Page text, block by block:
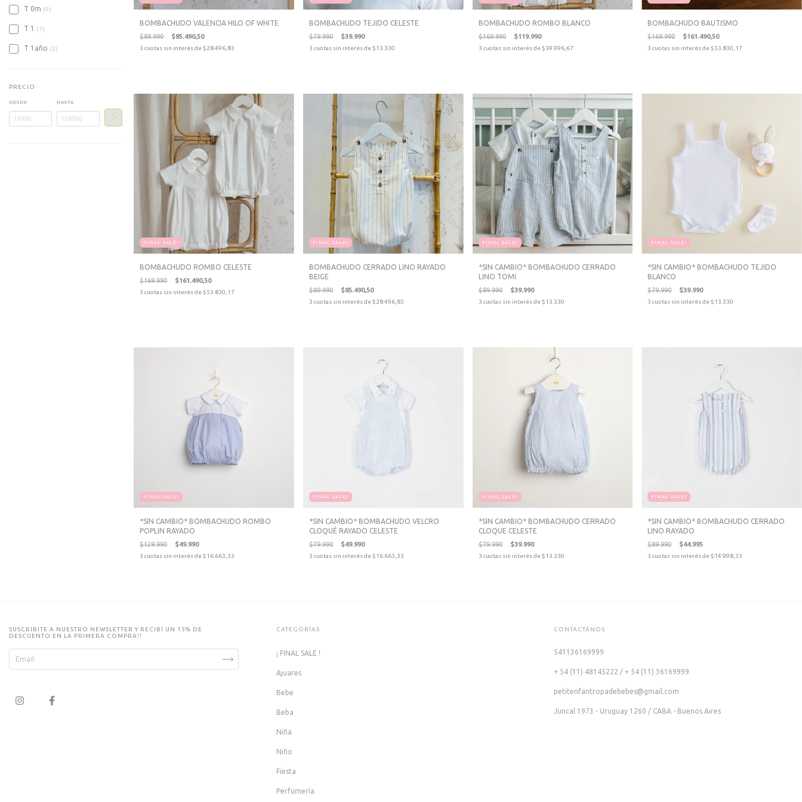
T 0m (9)
T 1 (7)
T 1año (2)
PRECIO
DESDE HASTA
BOMBACHUDO VALENCIA HILO OF WHITE
$89.990 $85.490,50
3 cuotas sin interés de$28.496,83
BOMBACHUDO TEJIDO CELESTE
$79.990 $39.990
3 cuotas sin interés de$13.330
BOMBACHUDO ROMBO BLANCO
$169.990 $119.990
3 cuotas sin interés de$39.996,67
BOMBACHUDO BAUTISMO
$169.990 $161.490,50
3 cuotas sin interés de$53.830,17
FINAL SALE!
BOMBACHUDO ROMBO CELESTE
$169.990 $161.490,50
3 cuotas sin interés de$53.830,17
FINAL SALE!
BOMBACHUDO CERRADO LINO RAYADO
BEIGE
$89.990 $85.490,50
3 cuotas sin interés de$28.496,83
FINAL SALE!
*SIN CAMBIO* BOMBACHUDO CERRADO
LINO TOMI
$89.990 $39.990
3 cuotas sin interés de$13.330
FINAL SALE!
*SIN CAMBIO* BOMBACHUDO TEJIDO
BLANCO
$79.990 $39.990
3 cuotas sin interés de$13.330
FINAL SALE!
*SIN CAMBIO* BOMBACHUDO ROMBO
POPLIN RAYADO
$129.990 $49.990
3 cuotas sin interés de$16.663,33
FINAL SALE!
*SIN CAMBIO* BOMBACHUDO VELCRO
CLOQUÉ RAYADO CELESTE
$79.990 $49.990
3 cuotas sin interés de$16.663,33
FINAL SALE!
*SIN CAMBIO* BOMBACHUDO CERRADO
CLOQUE CELESTE
$79.990 $39.990
3 cuotas sin interés de$13.330
FINAL SALE!
*SIN CAMBIO* BOMBACHUDO CERRADO
LINO RAYADO
$89.990 $44.995
3 cuotas sin interés de$14.998,33
SUSCRIBITE A NUESTRO NEWSLETTER Y RECIBÍ UN 15% DE
DESCUENTO EN LA PRIMERA COMPRA!!
CATEGORÍAS
¡ FINAL SALE !
Ajuares
Bebe
Beba
Niña
Niño
Fiesta
Perfumería
CONTACTÁNOS
541136169999
+ 54 (11) 48145222 / + 54 (11) 36169999
petitenfantropadebebes@gmail.com
Juncal 1973 - Uruguay 1260 / CABA - Buenos Aires